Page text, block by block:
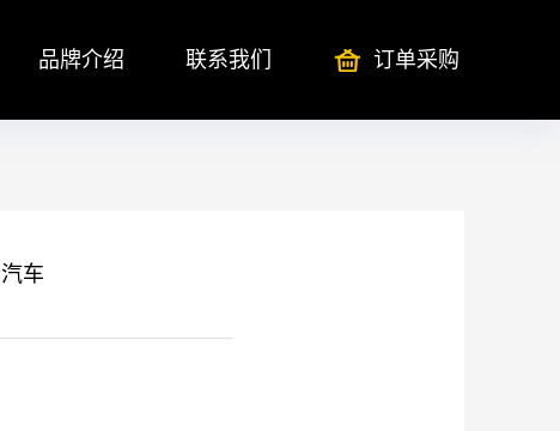
品牌介绍 联系我们 订单采购
汽车